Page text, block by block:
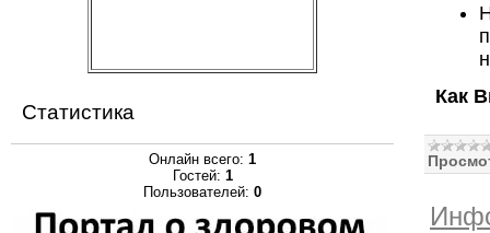
Статистика
Онлайн всего: 1
Гостей: 1
Пользователей: 0
Как